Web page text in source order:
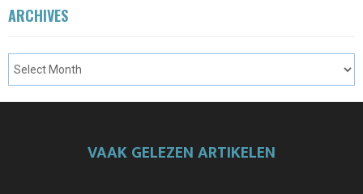
ARCHIVES
VAAK GELEZEN ARTIKELEN